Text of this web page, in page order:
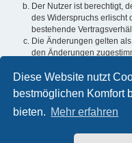
Diese Website nutzt
bestmöglichen Komfort
bieten. Mehr erfahren
Der Nutzer ist berechtigt,
des Widerspruchs erlischt
bestehende
Die Änderungen gelten
den Änderungen
Informationen über den
in der Datenschutzerklärung